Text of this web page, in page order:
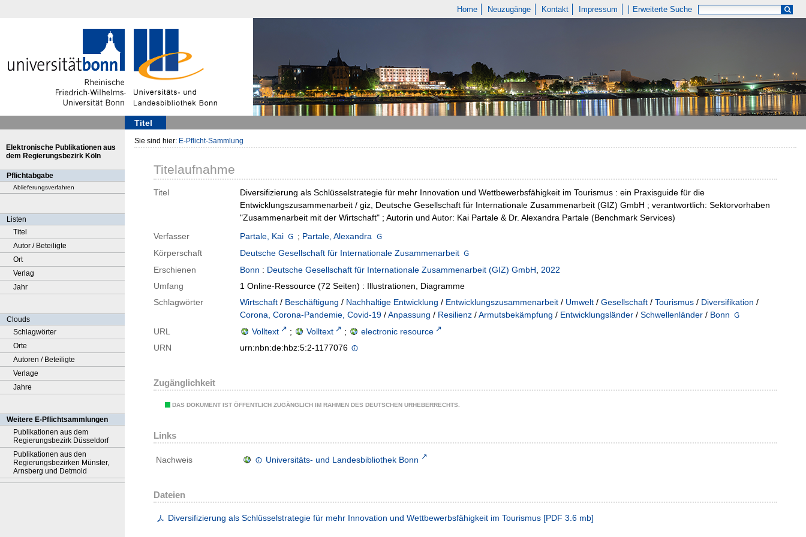
Home Neuzugänge Kontakt Impressum Erweiterte Suche
Titel
Elektronische Publikationen aus
dem Regierungsbezirk Köln
Pflichtabgabe
Ablieferungsverfahren
Listen
Titel
Autor / Beteiligte
Ort
Verlag
Jahr
Clouds
Schlagwörter
Orte
Autoren / Beteiligte
Verlage
Jahre
Weitere E-Pflichtsammlungen
Publikationen aus dem
Regierungsbezirk Düsseldorf
Publikationen aus den
Regierungsbezirken Münster,
Arnsberg und Detmold
Sie sind hier: E-Pflicht-Sammlung
Titelaufnahme
Titel
Diversifizierung als Schlüsselstrategie für mehr Innovation und Wettbewerbsfähigkeit im Tourismus : ein Praxisguide für die
Entwicklungszusammenarbeit / giz, Deutsche Gesellschaft für Internationale Zusammenarbeit (GIZ) GmbH ; verantwortlich: Sektorvorhaben
"Zusammenarbeit mit der Wirtschaft" ; Autorin und Autor: Kai Partale & Dr. Alexandra Partale (Benchmark Services)
Verfasser
Partale, Kai ; Partale, Alexandra
Körperschaft
Deutsche Gesellschaft für Internationale Zusammenarbeit
Erschienen
Bonn : Deutsche Gesellschaft für Internationale Zusammenarbeit (GIZ) GmbH, 2022
Umfang
1 Online-Ressource (72 Seiten) : Illustrationen, Diagramme
Schlagwörter
Wirtschaft / Beschäftigung / Nachhaltige Entwicklung / Entwicklungszusammenarbeit / Umwelt / Gesellschaft / Tourismus / Diversifikation /
Corona, Corona-Pandemie, Covid-19 /Anpassung / Resilienz /Armutsbekämpfung / Entwicklungsländer / Schwellenländer / Bonn
URL
Volltext ; Volltext ;
electronic resource
URN
urn:nbn:de:hbz:5:2-1177076
Zugänglichkeit
DAS DOKUMENT IST ÖFFENTLICH ZUGÄNGLICH IM RAHMEN DES DEUTSCHEN URHEBERRECHTS.
Links
Nachweis Universitäts- und Landesbibliothek Bonn
Dateien
Diversifizierung als Schlüsselstrategie für mehr Innovation und Wettbewerbsfähigkeit im Tourismus [PDF 3.6 mb]